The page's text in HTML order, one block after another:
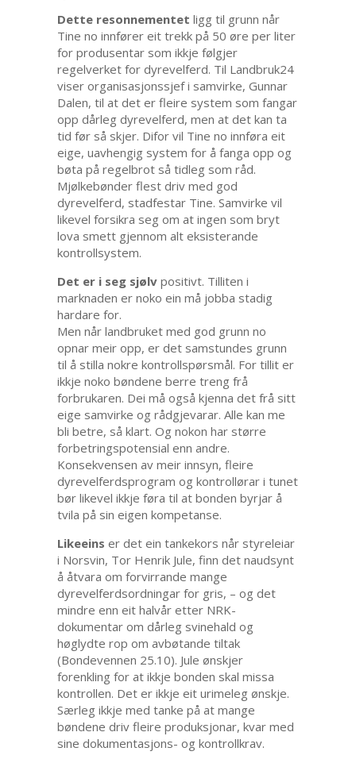
Dette resonnementet ligg til grunn når
Tine no innfører eit trekk på 50 øre per liter
for produsentar som ikkje følgjer
regelverket for dyrevelferd. Til Landbruk24
viser organisasjonssjef i samvirke, Gunnar
Dalen, til at det er fleire system som fangar
opp dårleg dyrevelferd, men at det kan ta
tid før så skjer. Difor vil Tine no innføra eit
eige, uavhengig system for å fanga opp og
bøta på regelbrot så tidleg som råd.
Mjølkebønder flest driv med god
dyrevelferd, stadfestar Tine. Samvirke vil
likevel forsikra seg om at ingen som bryt
lova smett gjennom alt eksisterande
kontrollsystem.
Det er i seg sjølv positivt. Tilliten i
marknaden er noko ein må jobba stadig
hardare for.
Men når landbruket med god grunn no
opnar meir opp, er det samstundes grunn
til å stilla nokre kontrollspørsmål. For tillit er
ikkje noko bøndene berre treng frå
forbrukaren. Dei må også kjenna det frå sitt
eige samvirke og rådgjevarar. Alle kan me
bli betre, så klart. Og nokon har større
forbetringspotensial enn andre.
Konsekvensen av meir innsyn, fleire
dyrevelferdsprogram og kontrollørar i tunet
bør likevel ikkje føra til at bonden byrjar å
tvila på sin eigen kompetanse.
Likeeins er det ein tankekors når styreleiar
i Norsvin, Tor Henrik Jule, finn det naudsynt
å åtvara om forvirrande mange
dyrevelferdsordningar for gris, – og det
mindre enn eit halvår etter NRK-
dokumentar om dårleg svinehald og
høglydte rop om avbøtande tiltak
(Bondevennen 25.10). Jule ønskjer
forenkling for at ikkje bonden skal missa
kontrollen. Det er ikkje eit urimeleg ønskje.
Særleg ikkje med tanke på at mange
bøndene driv fleire produksjonar, kvar med
sine dokumentasjons- og kontrollkrav.